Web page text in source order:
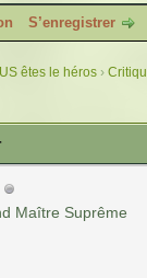
S’enregistrer
êtes le héros ›
Maître Suprême